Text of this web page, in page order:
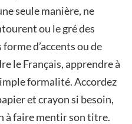
seule manière, ne
ou le gré des
d’accents ou de
le Français, apprendre à
formalité. Accordez
et crayon si besoin,
à faire mentir son titre.